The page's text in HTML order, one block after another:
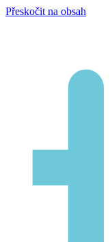
Přeskočit na obsah